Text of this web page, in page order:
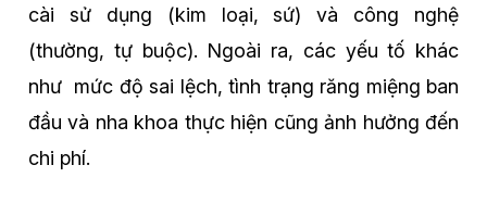
cài sử dụng (kim loại, sứ) và công nghệ
(thường, tự buộc). Ngoài ra, các yếu tố khác
như mức độ sai lệch, tình trạng răng miệng ban
đầu và nha khoa thực hiện cũng ảnh hưởng đến
chi phí.